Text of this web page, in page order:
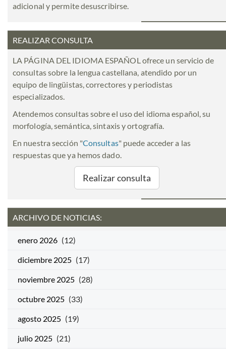
adicional y permite desuscribirse.
REALIZAR CONSULTA
LA PÁGINA DEL IDIOMA ESPAÑOL ofrece un servicio de
consultas sobre la lengua castellana, atendido por un
equipo de lingüistas, correctores y periodistas
especializados.
Atendemos consultas sobre el uso del idioma español, su
morfología, semántica, sintaxis y ortografía.
En nuestra sección "Consultas" puede acceder a las
respuestas que ya hemos dado.
Realizar consulta
ARCHIVO DE NOTICIAS:
enero 2026 (12)
diciembre 2025 (17)
noviembre 2025 (28)
octubre 2025 (33)
agosto 2025 (19)
julio 2025 (21)